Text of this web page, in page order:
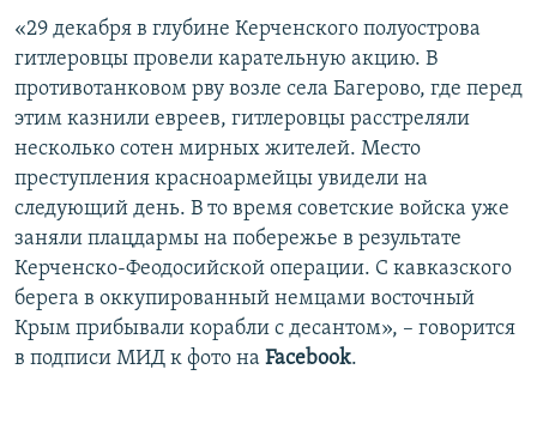
«29 декабря в глубине Керченского полуострова
гитлеровцы провели карательную акцию. В
противотанковом рву возле села Багерово, где перед
этим казнили евреев, гитлеровцы расстреляли
несколько сотен мирных жителей. Место
преступления красноармейцы увидели на
следующий день. В то время советские войска уже
заняли плацдармы на побережье в результате
Керченско-Феодосийской операции. С кавказского
берега в оккупированный немцами восточный
Крым прибывали корабли с десантом», – говорится
в подписи МИД к фото на Facebook.